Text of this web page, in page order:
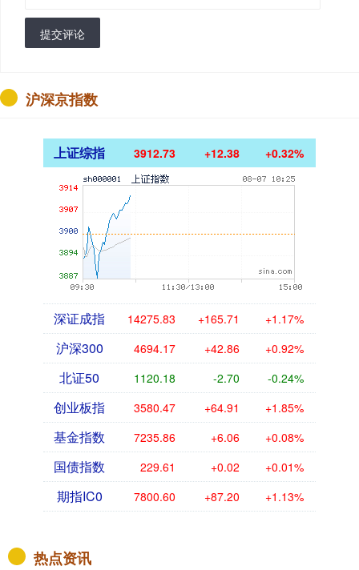
提交评论
沪深京指数
上证综指 3912.73 +12.38 +0.32%
深证成指 14275.83 +165.71 +1.17%
沪深300 4694.17 +42.86 +0.92%
北证50 1120.18 -2.70 -0.24%
创业板指 3580.47 +64.91 +1.85%
基金指数 7235.86 +6.06 +0.08%
国债指数 229.61 +0.02 +0.01%
期指IC0 7800.60 +87.20 +1.13%
热点资讯